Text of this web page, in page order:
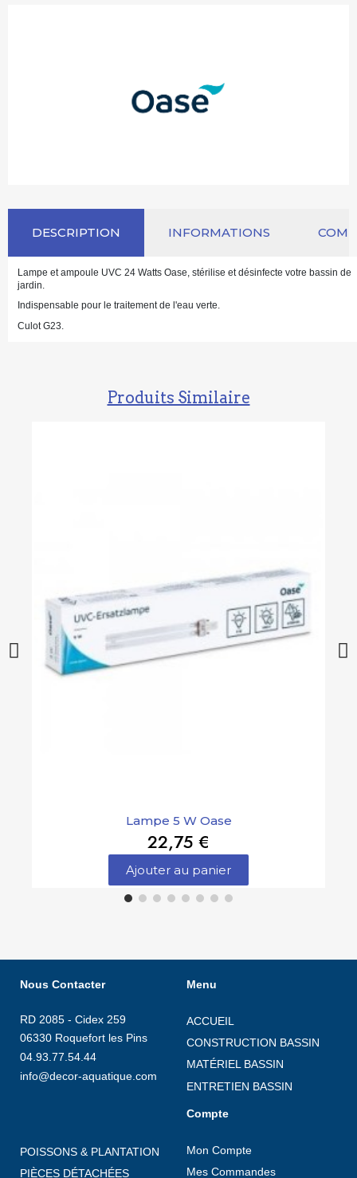
DESCRIPTION INFORMATIONS
Lampe et ampoule UVC 24 Watts Oase, stérilise et désinfecte votre bassin de
jardin.
Indispensable pour le traitement de l'eau verte.
Culot G23.
Produits Similaire
Lampe 5 W Oase
22,75 €
Ajouter au panier
Nous Contacter
RD 2085 - Cidex 259
06330 Roquefort les Pins
04.93.77.54.44
info@decor-aquatique.com
Menu
ACCUEIL
CONSTRUCTION BASSIN
MATÉRIEL BASSIN
ENTRETIEN BASSIN
POISSONS & PLANTATION
PIÈCES DÉTACHÉES
Compte
Mon Compte
Mes Commandes